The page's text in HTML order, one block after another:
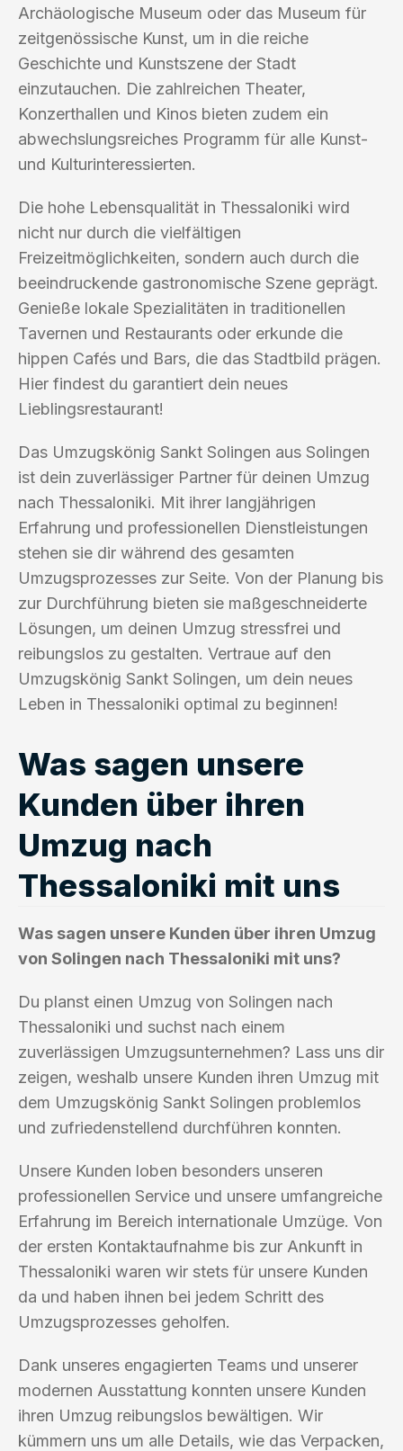
Archäologische Museum oder das Museum für
zeitgenössische Kunst, um in die reiche
Geschichte und Kunstszene der Stadt
einzutauchen. Die zahlreichen Theater,
Konzerthallen und Kinos bieten zudem ein
abwechslungsreiches Programm für alle Kunst-
und Kulturinteressierten.
Die hohe Lebensqualität in Thessaloniki wird
nicht nur durch die vielfältigen
Freizeitmöglichkeiten, sondern auch durch die
beeindruckende gastronomische Szene geprägt.
Genieße lokale Spezialitäten in traditionellen
Tavernen und Restaurants oder erkunde die
hippen Cafés und Bars, die das Stadtbild prägen.
Hier findest du garantiert dein neues
Lieblingsrestaurant!
Das Umzugskönig Sankt Solingen aus Solingen
ist dein zuverlässiger Partner für deinen Umzug
nach Thessaloniki. Mit ihrer langjährigen
Erfahrung und professionellen Dienstleistungen
stehen sie dir während des gesamten
Umzugsprozesses zur Seite. Von der Planung bis
zur Durchführung bieten sie maßgeschneiderte
Lösungen, um deinen Umzug stressfrei und
reibungslos zu gestalten. Vertraue auf den
Umzugskönig Sankt Solingen, um dein neues
Leben in Thessaloniki optimal zu beginnen!
Was sagen unsere
Kunden über ihren
Umzug nach
Thessaloniki mit uns
Was sagen unsere Kunden über ihren Umzug
von Solingen nach Thessaloniki mit uns?
Du planst einen Umzug von Solingen nach
Thessaloniki und suchst nach einem
zuverlässigen Umzugsunternehmen? Lass uns dir
zeigen, weshalb unsere Kunden ihren Umzug mit
dem Umzugskönig Sankt Solingen problemlos
und zufriedenstellend durchführen konnten.
Unsere Kunden loben besonders unseren
professionellen Service und unsere umfangreiche
Erfahrung im Bereich internationale Umzüge. Von
der ersten Kontaktaufnahme bis zur Ankunft in
Thessaloniki waren wir stets für unsere Kunden
da und haben ihnen bei jedem Schritt des
Umzugsprozesses geholfen.
Dank unseres engagierten Teams und unserer
modernen Ausstattung konnten unsere Kunden
ihren Umzug reibungslos bewältigen. Wir
kümmern uns um alle Details, wie das Verpacken,